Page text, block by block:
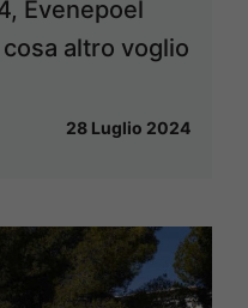
Evenepoel
altro voglio
28 Luglio 2024